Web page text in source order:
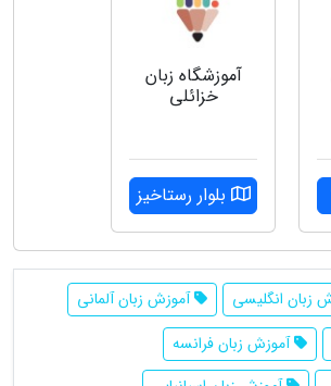
آموزشگاه زبان
خزائلی
بلوار رستاخیز
زبان انگلیسی
آموزش زبان آلمانی
آموزش زبان فرانسه